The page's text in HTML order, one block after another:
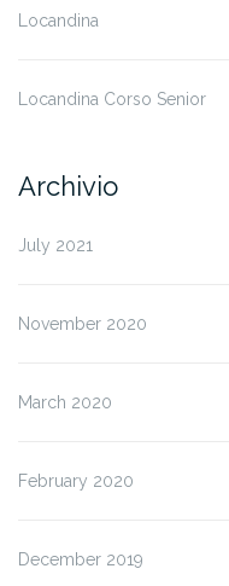
Locandina
Locandina Corso Senior
Archivio
July 2021
November 2020
March 2020
February 2020
December 2019